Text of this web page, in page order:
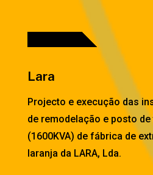
Lara
Projecto e execução das
de remodelação e posto
(1600KVA) de fábrica de
laranja da LARA, Lda.